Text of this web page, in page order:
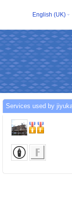
English (UK)
Services used by